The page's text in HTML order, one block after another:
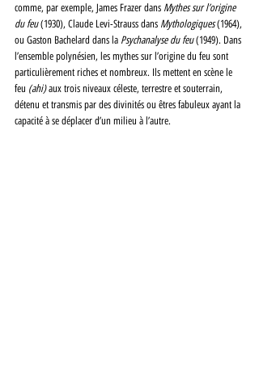
comme, par exemple, James Frazer dans Mythes sur l’origine
du feu (1930), Claude Levi-Strauss dans Mythologiques (1964),
ou Gaston Bachelard dans la Psychanalyse du feu (1949). Dans
l’ensemble polynésien, les mythes sur l’origine du feu sont
particulièrement riches et nombreux. Ils mettent en scène le
feu (ahi) aux trois niveaux céleste, terrestre et souterrain,
détenu et transmis par des divinités ou êtres fabuleux ayant la
capacité à se déplacer d’un milieu à l’autre.